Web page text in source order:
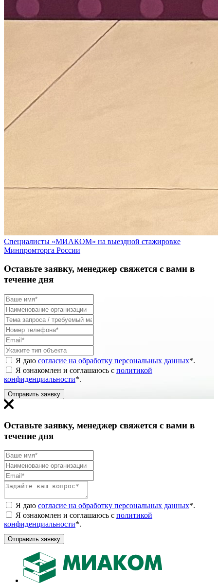
Специалисты «МИАКОМ» на выездной стажировке
Минпромторга России
Оставьте заявку, менеджер свяжется с вами в
течение дня
Я даю согласие на обработку персональных данных*.
Я ознакомлен и соглашаюсь с политикой
конфиденциальности*.
Отправить заявку
Оставьте заявку, менеджер свяжется с вами в
течение дня
Я даю согласие на обработку персональных данных*.
Я ознакомлен и соглашаюсь с политикой
конфиденциальности*.
Отправить заявку